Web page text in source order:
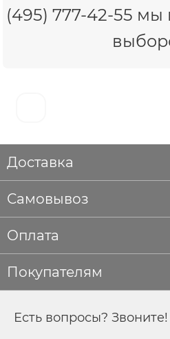
(495) 777-42-55
Доставка
Самовывоз
Оплата
Покупателям
Есть вопросы? Звоните!